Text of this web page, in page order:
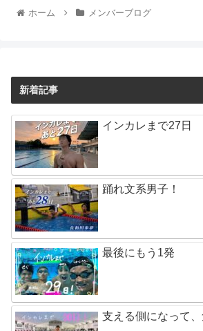
ホーム メンバーブログ
新着記事
インカレまで27日
踊れ文系男子！
最後にもう1発
支える側になって、